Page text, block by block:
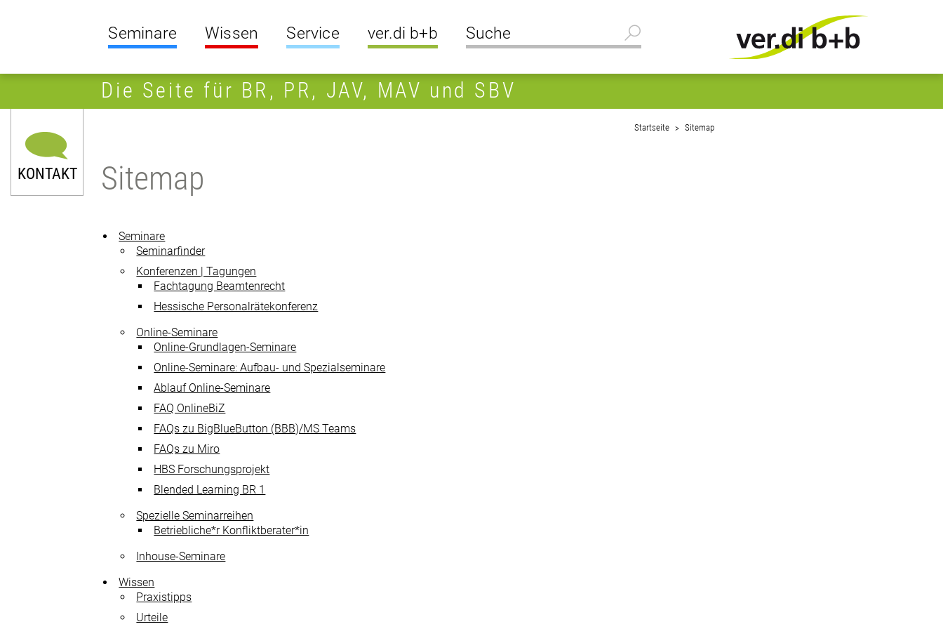
Seminare Wissen Service ver.di b+b
Die Seite für BR, PR, JAV, MAV und SBV
KONTAKT
Startseite Sitemap
Sitemap
Seminare
Seminarfinder
Konferenzen | Tagungen
Fachtagung Beamtenrecht
Hessische Personalrätekonferenz
Online-Seminare
Online-Grundlagen-Seminare
Online-Seminare: Aufbau- und Spezialseminare
Ablauf Online-Seminare
FAQ OnlineBiZ
FAQs zu BigBlueButton (BBB)/MS Teams
FAQs zu Miro
HBS Forschungsprojekt
Blended Learning BR 1
Spezielle Seminarreihen
Betriebliche*r Konfliktberater*in
Inhouse-Seminare
Wissen
Praxistipps
Urteile